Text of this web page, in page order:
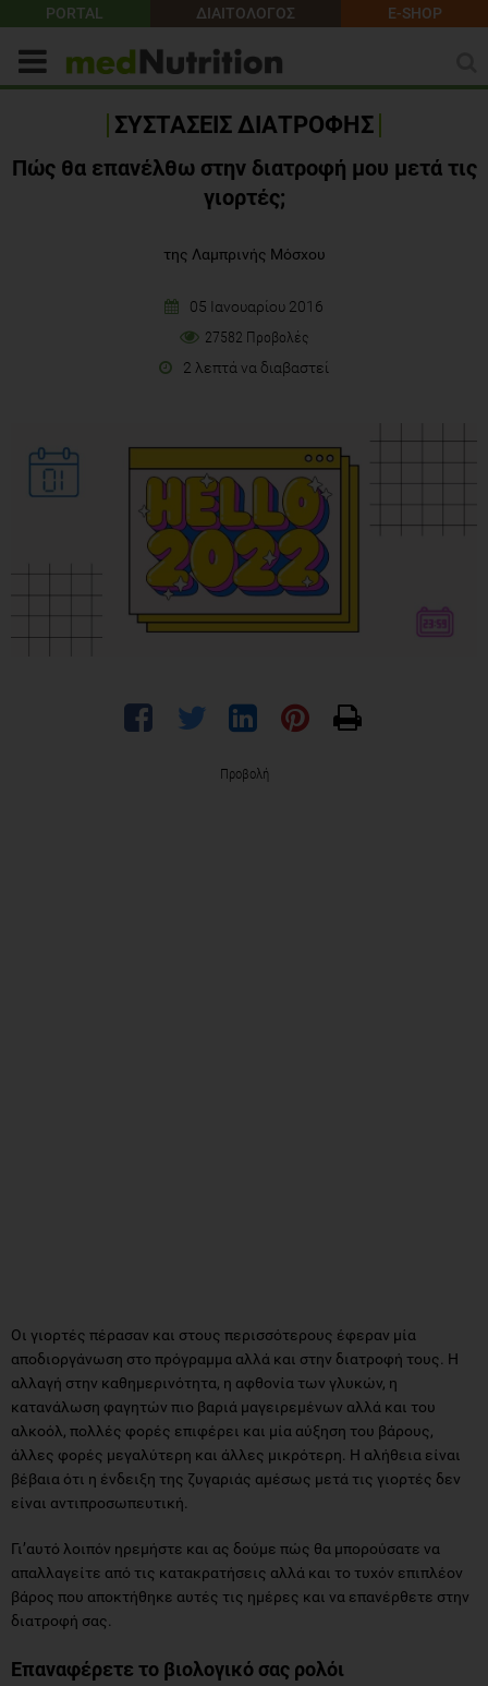
PORTAL ΔΙΑΙΤΟΛΟΓΟΣ E-SHOP
ΣΥΣΤΑΣΕΙΣ ΔΙΑΤΡΟΦΗΣ
Πώς θα επανέλθω στην διατροφή μου μετά τις
γιορτές;
της Λαμπρινής Μόσχου
05 Ιανουαρίου 2016
27582 Προβολές
2 λεπτά να διαβαστεί
Προβολή
Οι γιορτές πέρασαν και στους περισσότερους έφεραν μία
αποδιοργάνωση στο πρόγραμμα αλλά και στην διατροφή τους. Η
αλλαγή στην καθημερινότητα, η αφθονία των γλυκών, η
κατανάλωση φαγητών πιο βαριά μαγειρεμένων αλλά και του
αλκοόλ, πολλές φορές επιφέρει και μία αύξηση του βάρους,
άλλες φορές μεγαλύτερη και άλλες μικρότερη. Η αλήθεια είναι
βέβαια ότι η ένδειξη της ζυγαριάς αμέσως μετά τις γιορτές δεν
είναι αντιπροσωπευτική.
Γι’αυτό λοιπόν ηρεμήστε και ας δούμε πώς θα μπορούσατε να
απαλλαγείτε από τις κατακρατήσεις αλλά και το τυχόν επιπλέον
βάρος που αποκτήθηκε αυτές τις ημέρες και να επανέρθετε στην
διατροφή σας.
Επαναφέρετε το βιολογικό σας ρολόι